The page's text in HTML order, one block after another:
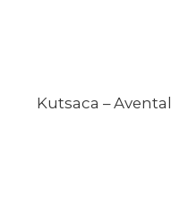
Kutsaca – Avental